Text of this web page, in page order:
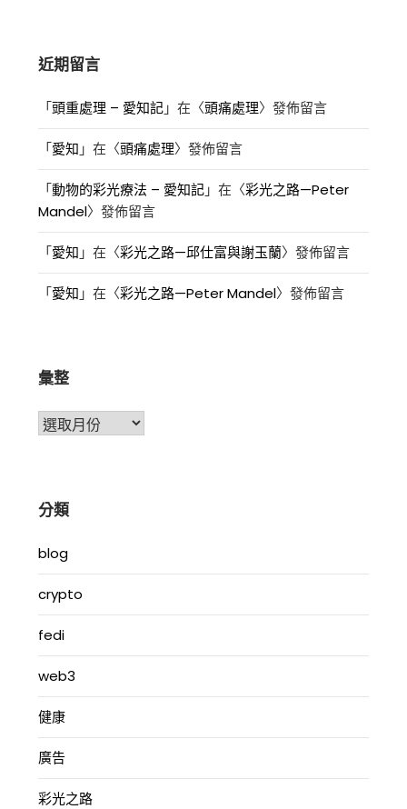
近期留言
「頭重處理 – 愛知記」在〈頭痛處理〉發佈留言
「愛知 」在〈頭痛處理〉發佈留言
「動物的彩光療法 – 愛知記」在〈彩光之路—Peter
Mandel〉發佈留言
「愛知 」在〈彩光之路—邱仕富與謝玉蘭〉發佈留言
「愛知 」在〈彩光之路—Peter Mandel〉發佈留言
彙整
彙
整
分類
blog
crypto
fedi
web3
健康
廣告
彩光之路